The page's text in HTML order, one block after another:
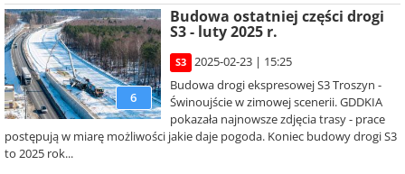
6
Budowa ostatniej części drogi
S3 - luty 2025 r.
S3
2025-02-23 | 15:25
Budowa drogi ekspresowej S3 Troszyn -
Świnoujście w zimowej scenerii. GDDKIA
pokazała najnowsze zdjęcia trasy - prace
postępują w miarę możliwości jakie daje pogoda. Koniec budowy drogi S3
to 2025 rok...